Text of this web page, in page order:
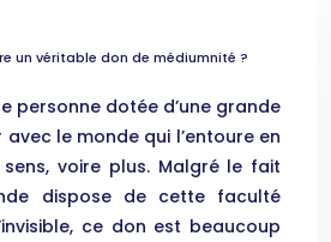
un véritable don de médiumnité ?
personne dotée d’une grande
le monde qui l’entoure en
voire plus. Malgré le fait
dispose de cette faculté
ce don est beaucoup